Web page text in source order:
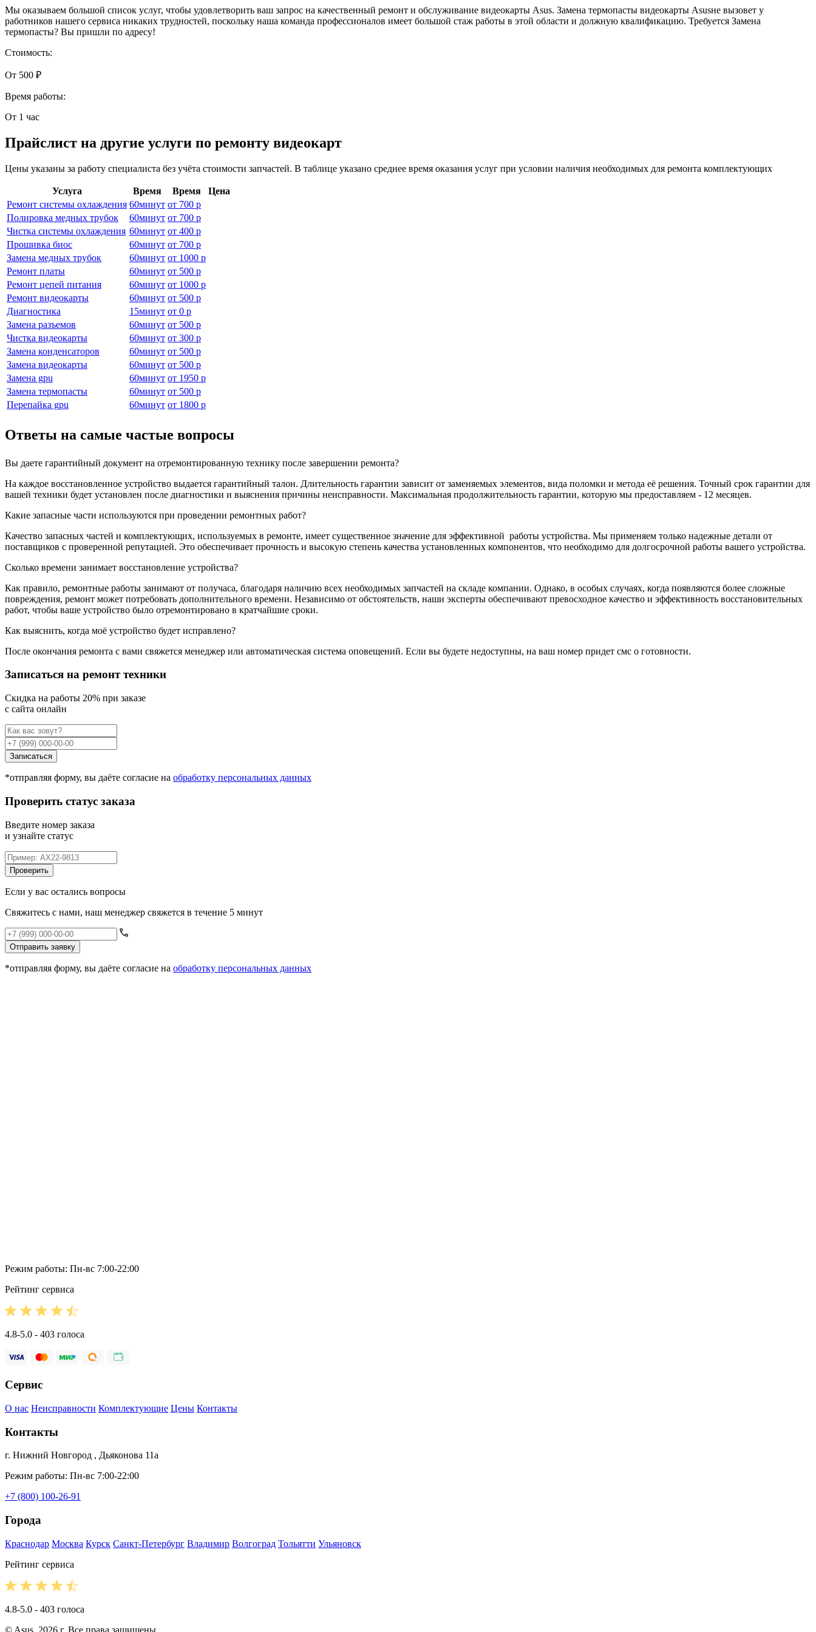
Мы оказываем большой список услуг, чтобы удовлетворить ваш запрос на качественный ремонт и обслуживание видеокарты Asus. Замена термопасты видеокарты Asusне вызовет у
работников нашего сервиса никаких трудностей, поскольку наша команда профессионалов имеет большой стаж работы в этой области и должную квалификацию. Требуется Замена
термопасты? Вы пришли по адресу!
Стоимость:
От 500 ₽
Время работы:
От 1 час
Прайслист на другие услуги по ремонту видеокарт
Цены указаны за работу специалиста без учёта стоимости запчастей. В таблице указано среднее время оказания услуг при условии наличия необходимых для ремонта комплектующих
Услуга Время Время
Цена
Ремонт системы охлаждения 60минут от 700 р
Полировка медных трубок
60минут от 700 р
Чистка системы охлаждения 60минут от 400 р
Прошивка биос
60минут от 700 р
Замена медных трубок
60минут от 1000 р
Ремонт платы
60минут от 500 р
Ремонт цепей питания
60минут от 1000 р
Ремонт видеокарты
60минут от 500 р
Диагностика
15минут от 0 р
Замена разъемов
60минут от 500 р
Чистка видеокарты
60минут от 300 р
Замена конденсаторов
60минут от 500 р
Замена видеокарты
60минут от 500 р
Замена gpu
60минут от 1950 р
Замена термопасты
60минут от 500 р
Перепайка gpu
60минут от 1800 р
Ответы на самые частые вопросы
Вы даете гарантийный документ на отремонтированную технику после завершении ремонта?
На каждое восстановленное устройство выдается гарантийный талон. Длительность гарантии зависит от заменяемых элементов, вида поломки и метода её решения. Точный срок гарантии для
вашей техники будет установлен после диагностики и выяснения причины неисправности. Максимальная продолжительность гарантии, которую мы предоставляем - 12 месяцев.
Какие запасные части используются при проведении ремонтных работ?
Качество запасных частей и комплектующих, используемых в ремонте, имеет существенное значение для эффективной работы устройства. Мы применяем только надежные детали от
поставщиков с проверенной репутацией. Это обеспечивает прочность и высокую степень качества установленных компонентов, что необходимо для долгосрочной работы вашего устройства.
Сколько времени занимает восстановление устройства?
Как правило, ремонтные работы занимают от получаса, благодаря наличию всех необходимых запчастей на складе компании. Однако, в особых случаях, когда появляются более сложные
повреждения, ремонт может потребовать дополнительного времени. Независимо от обстоятельств, наши эксперты обеспечивают превосходное качество и эффективность восстановительных
работ, чтобы ваше устройство было отремонтировано в кратчайшие сроки.
Как выяснить, когда моё устройство будет исправлено?
После окончания ремонта с вами свяжется менеджер или автоматическая система оповещений. Если вы будете недоступны, на ваш номер придет смс о готовности.
Записаться на ремонт техники
Cкидка на работы 20% при заказе
с сайта онлайн
Записаться
*отправляя форму, вы даёте согласие на обработку персональных данных
Проверить статус заказа
Введите номер заказа
и узнайте статус
Проверить
Если у вас остались вопросы
Свяжитесь с нами, наш менеджер свяжется в течение 5 минут
Отправить заявку
*отправляя форму, вы даёте согласие на обработку персональных данных
Режим работы: Пн-вс 7:00-22:00
Рейтинг сервиса
4.8-5.0 - 403 голоса
Сервис
О нас Неисправности Комплектующие Цены Контакты
Контакты
г. Нижний Новгород , Дьяконова 11а
Режим работы: Пн-вс 7:00-22:00
+7 (800) 100-26-91
Города
Краснодар Москва Курск Санкт-Петербург Владимир Волгоград Тольятти Ульяновск
Рейтинг сервиса
4.8-5.0 - 403 голоса
© Asus, 2026 г. Все права защищены.